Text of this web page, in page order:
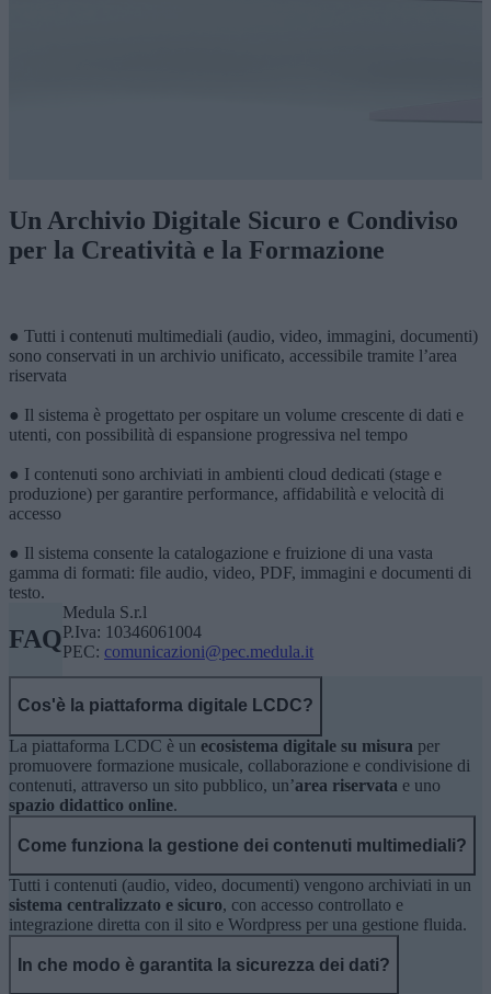
Un Archivio Digitale Sicuro e Condiviso
per la Creatività e la Formazione
● Tutti i contenuti multimediali (audio, video, immagini, documenti)
sono conservati in un archivio unificato, accessibile tramite l’area
riservata
● Il sistema è progettato per ospitare un volume crescente di dati e
utenti, con possibilità di espansione progressiva nel tempo
● I contenuti sono archiviati in ambienti cloud dedicati (stage e
produzione) per garantire performance, affidabilità e velocità di
accesso
● Il sistema consente la catalogazione e fruizione di una vasta
gamma di formati: file audio, video, PDF, immagini e documenti di
testo.
FAQ
Cos'è la piattaforma digitale LCDC?
La piattaforma LCDC è un ecosistema digitale su misura per
promuovere formazione musicale, collaborazione e condivisione di
contenuti, attraverso un sito pubblico, un’area riservata e uno
spazio didattico online.
Come funziona la gestione dei contenuti multimediali?
Tutti i contenuti (audio, video, documenti) vengono archiviati in un
sistema centralizzato e sicuro, con accesso controllato e
integrazione diretta con il sito e Wordpress per una gestione fluida.
In che modo è garantita la sicurezza dei dati?
Medula S.r.l
P.Iva: 10346061004
PEC: comunicazioni@pec.medula.it